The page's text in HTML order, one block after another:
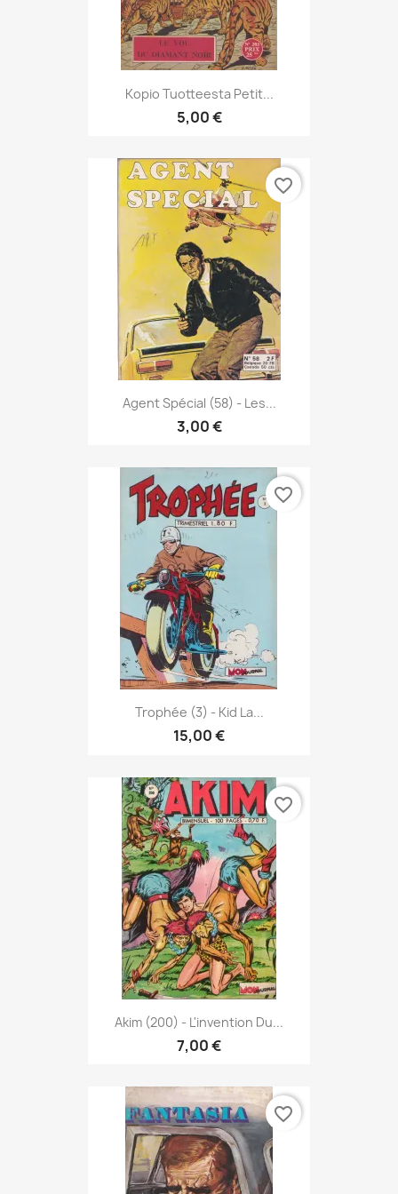
Kopio Tuotteesta Petit...
5,00 €
Agent Spécial (58) - Les...
3,00 €
favorite_border
Trophée (3) - Kid La...
15,00 €
favorite_border
Akim (200) - L'invention Du...
7,00 €
favorite_border
favorite_border